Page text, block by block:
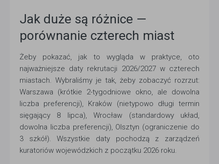
Jak duże są różnice —
porównanie czterech miast
Żeby pokazać, jak to wygląda w praktyce, oto
najważniejsze daty rekrutacji 2026/2027 w czterech
miastach. Wybraliśmy je tak, żeby zobaczyć rozrzut:
Warszawa (krótkie 2-tygodniowe okno, ale dowolna
liczba preferencji), Kraków (nietypowo długi termin
sięgający 8 lipca), Wrocław (standardowy układ,
dowolna liczba preferencji), Olsztyn (ograniczenie do
3 szkół). Wszystkie daty pochodzą z zarządzeń
kuratoriów wojewódzkich z początku 2026 roku.